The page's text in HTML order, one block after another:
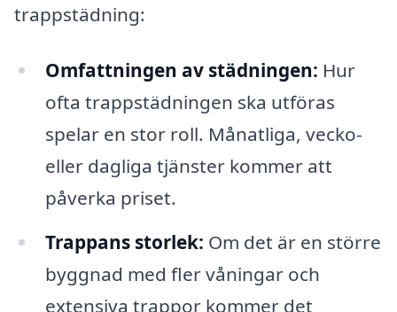
trappstädning:
Omfattningen av städningen: Hur
ofta trappstädningen ska utföras
spelar en stor roll. Månatliga, vecko-
eller dagliga tjänster kommer att
påverka priset.
Trappans storlek: Om det är en större
byggnad med fler våningar och
extensiva trappor kommer det